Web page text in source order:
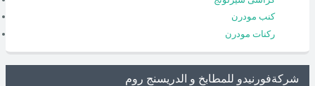
كنب مودرن
ركنات مودرن
شركةفورنيدو للمطابخ و الدريسنج روم